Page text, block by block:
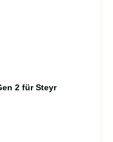
2 für Steyr